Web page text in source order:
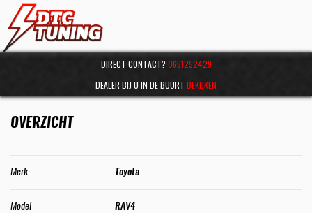
DIRECT CONTACT? 0651252429
DEALER BIJ U IN DE BUURT BEKIJKEN
OVERZICHT
Merk Toyota
Model RAV4